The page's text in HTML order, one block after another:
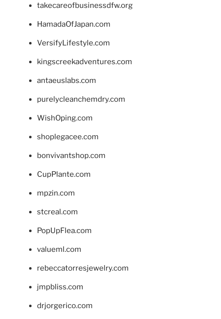
takecareofbusinessdfw.org
HamadaOfJapan.com
VersifyLifestyle.com
kingscreekadventures.com
antaeuslabs.com
purelycleanchemdry.com
WishOping.com
shoplegacee.com
bonvivantshop.com
CupPlante.com
mpzin.com
stcreal.com
PopUpFlea.com
valueml.com
rebeccatorresjewelry.com
jmpbliss.com
drjorgerico.com